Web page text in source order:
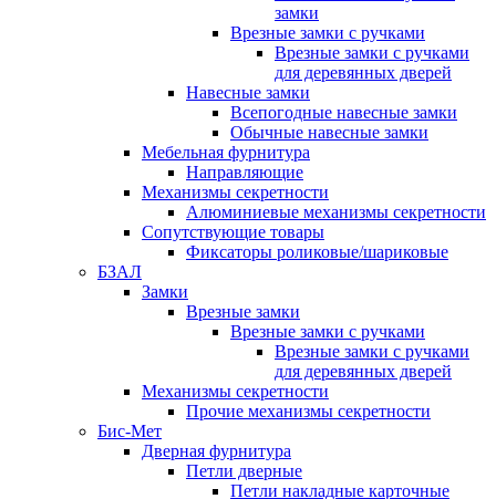
замки
Врезные замки с ручками
Врезные замки с ручками
для деревянных дверей
Навесные замки
Всепогодные навесные замки
Обычные навесные замки
Мебельная фурнитура
Направляющие
Механизмы секретности
Алюминиевые механизмы секретности
Сопутствующие товары
Фиксаторы роликовые/шариковые
БЗАЛ
Замки
Врезные замки
Врезные замки с ручками
Врезные замки с ручками
для деревянных дверей
Механизмы секретности
Прочие механизмы секретности
Бис-Мет
Дверная фурнитура
Петли дверные
Петли накладные карточные